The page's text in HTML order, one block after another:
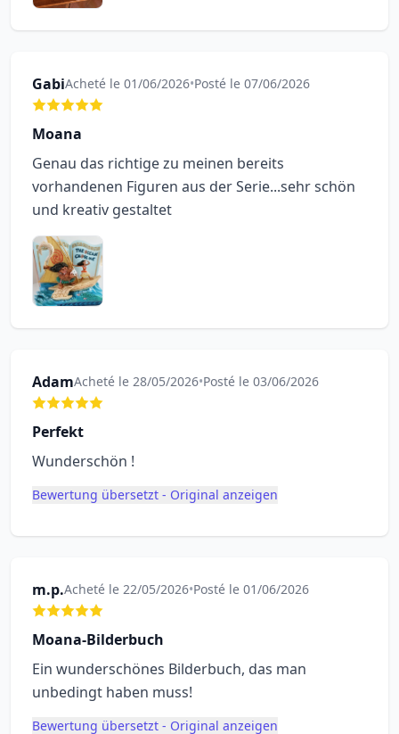
GabiAcheté le 01/06/2026•Posté le 07/06/2026
Moana
Genau das richtige zu meinen bereits
vorhandenen Figuren aus der Serie...sehr schön
und kreativ gestaltet
AdamAcheté le 28/05/2026•Posté le 03/06/2026
Perfekt
Wunderschön !
Bewertung übersetzt - Original anzeigen
m.p.Acheté le 22/05/2026•Posté le 01/06/2026
Moana-Bilderbuch
Ein wunderschönes Bilderbuch, das man
unbedingt haben muss!
Bewertung übersetzt - Original anzeigen